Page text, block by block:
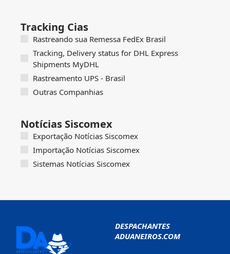
Tracking Cias
Rastreando sua Remessa FedEx Brasil
Tracking, Delivery status for DHL Express
Shipments MyDHL
Rastreamento UPS - Brasil
Outras Companhias
Notícias Siscomex
Exportação Notícias Siscomex
Importação Notícias Siscomex
Sistemas Notícias Siscomex
DESPACHANTES
ADUANEIROS.COM